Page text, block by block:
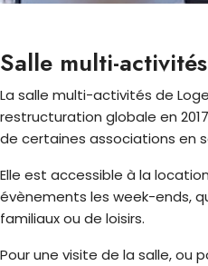
Salle multi-activités
La salle multi-activités de
restructuration globale en
de certaines associations en
Elle est accessible à la
évènements les week-ends,
familiaux ou de loisirs.
Pour une visite de la salle, ou